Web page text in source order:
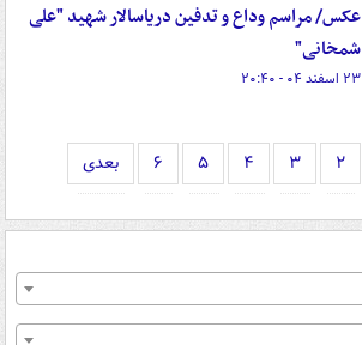
عکس/ مراسم وداع و تدفین دریاسالار شهید "علی
شمخانی"
۲۳ اسفند ۰۴ - ۲۰:۴۰
۲ ۳ ۴ ۵ ۶ بعدی